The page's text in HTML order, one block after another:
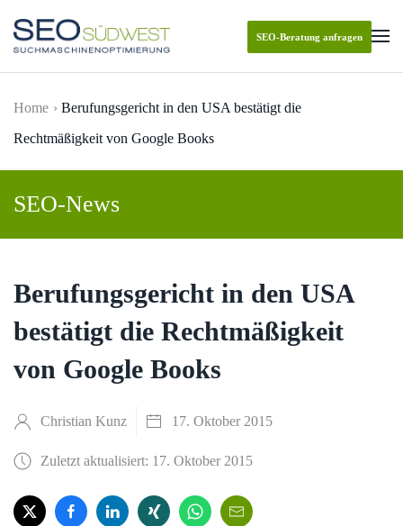
Skip to main content
SEO-Beratung anfragen
Home
Berufungsgericht in den USA bestätigt die
Rechtmäßigkeit von Google Books
SEO-News
Berufungsgericht in den USA
bestätigt die Rechtmäßigkeit
von Google Books
Christian Kunz 17. Oktober 2015
Zuletzt aktualisiert: 17. Oktober 2015